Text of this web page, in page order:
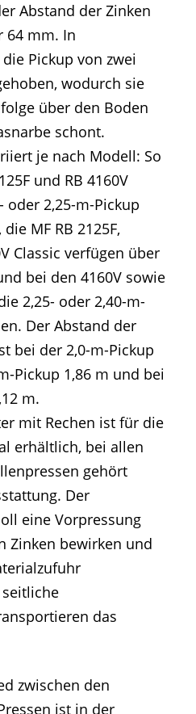
Abstand der Zinken
64 mm. In
Pickup von zwei
wodurch sie
über den Boden
schont.
je nach Modell: So
und RB 4160V
oder 2,25-m-Pickup
MF RB 2125F,
Classic verfügen über
bei den 4160V sowie
2,25- oder 2,40-m-
Der Abstand der
bei der 2,0-m-Pickup
Pickup 1,86 m und bei
m.
mit Rechen ist für die
erhältlich, bei allen
gehört
Der
eine Vorpressung
Zinken bewirken und
das
zwischen den
ist in der